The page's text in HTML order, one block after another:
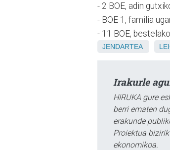
- 2 BOE, adin
- BOE 1, familia
- 11 BOE,
JENDARTEA
Irakurle
HIRUKA gure
berri ematen
erakunde
Proiektua
ekonomikoa.